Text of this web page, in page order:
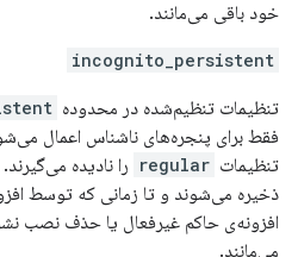
خود باقی می‌مانند.
incognito_persistent
تنظیمات تنظیم‌شده در محدوده
فقط برای پنجره‌های ناشناس اعمال
تنظیمات regular را نادیده
ذخیره می‌شوند و تا زمانی که توسط
افزونه‌ی حاکم غیرفعال یا حذف نصب
می‌مانند.